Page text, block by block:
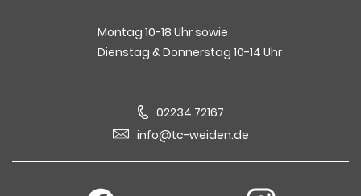
Montag 10-18 Uhr sowie
Dienstag & Donnerstag 10-14 Uhr
02234 72167
info@tc-weiden.de